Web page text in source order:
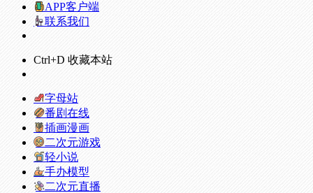
APP客户端
联系我们
Ctrl+D 收藏本站
字母站
番剧在线
插画漫画
二次元游戏
轻小说
手办模型
二次元直播